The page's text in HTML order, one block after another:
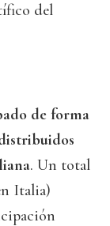
del
de forma
. Un total
Italia)